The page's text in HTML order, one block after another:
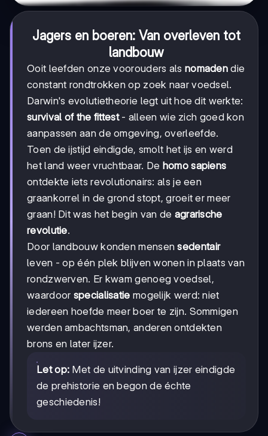
Jagers en boeren: Van overleven tot
landbouw
Ooit leefden onze voorouders als nomaden die
constant rondtrokken op zoek naar voedsel.
Darwin's evolutietheorie legt uit hoe dit werkte:
survival of the fittest- alleen wie zich goed kon
aanpassen aan de omgeving, overleefde.
Toen de ijstijd eindigde, smolt het ijs en werd
het land weer vruchtbaar. De homo sapiens
ontdekte iets revolutionairs: als je een
graankorrel in de grond stopt, groeit er meer
graan! Dit was het begin van de agrarische
revolutie.
Door landbouw konden mensensedentair
leven - op één plek blijven wonen in plaats van
rondzwerven. Er kwam genoeg voedsel,
waardoor specialisatie mogelijk werd: niet
iedereen hoefde meer boer te zijn. Sommigen
werden ambachtsman, anderen ontdekten
brons en later ijzer.
Let op: Met de uitvinding van ijzer eindigde
de prehistorie en begon de échte
geschiedenis!